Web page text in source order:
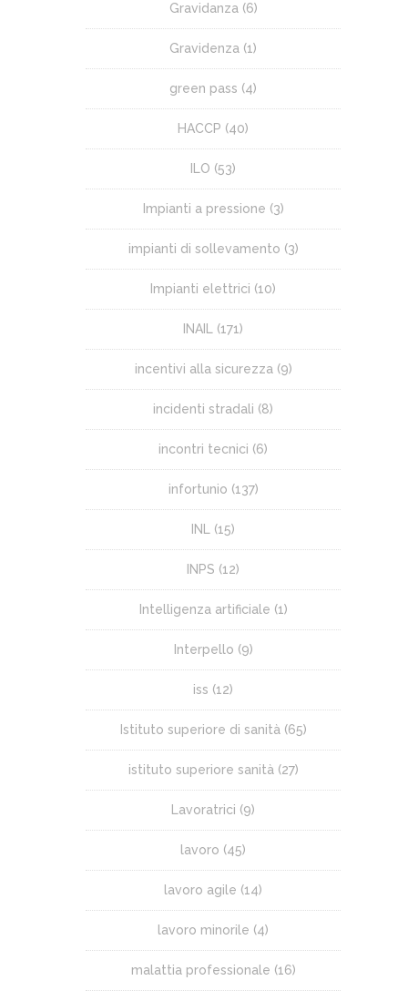
Gravidanza (6)
Gravidenza (1)
green pass (4)
HACCP (40)
ILO (53)
Impianti a pressione (3)
impianti di sollevamento (3)
Impianti elettrici (10)
INAIL (171)
incentivi alla sicurezza (9)
incidenti stradali (8)
incontri tecnici (6)
infortunio (137)
INL (15)
INPS (12)
Intelligenza artificiale (1)
Interpello (9)
iss (12)
Istituto superiore di sanità (65)
istituto superiore sanità (27)
Lavoratrici (9)
lavoro (45)
lavoro agile (14)
lavoro minorile (4)
malattia professionale (16)